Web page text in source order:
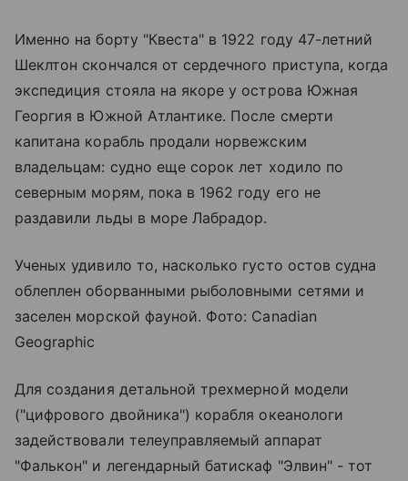
Именно на борту "Квеста" в 1922 году 47-летний
Шеклтон скончался от сердечного приступа, когда
экспедиция стояла на якоре у острова Южная
Георгия в Южной Атлантике. После смерти
капитана корабль продали норвежским
владельцам: судно еще сорок лет ходило по
северным морям, пока в 1962 году его не
раздавили льды в море Лабрадор.
Ученых удивило то, насколько густо остов судна
облеплен оборванными рыболовными сетями и
заселен морской фауной. Фото: Canadian
Geographic
Для создания детальной трехмерной модели
("цифрового двойника") корабля океанологи
задействовали телеуправляемый аппарат
"Фалькон" и легендарный батискаф "Элвин" - тот